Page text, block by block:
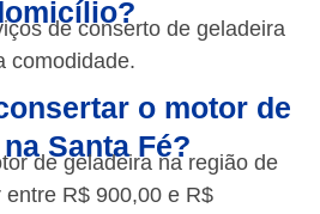
de conserto de geladeira
comodidade.
o motor de
Santa Fé?
de geladeira na região de
R$ 900,00 e R$